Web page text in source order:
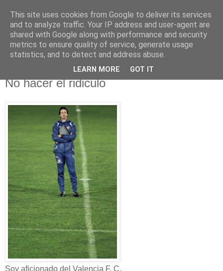
EN LA GRADA
Blog de opinión deportiva
miércoles, 15 de febrero de 2012
No hacer el ridiculo
Soy aficionado del Valencia F. C.
This site uses cookies from Google to deliver its services
and to analyze traffic. Your IP address and user-agent are
shared with Google along with performance and security
metrics to ensure quality of service, generate usage
statistics, and to detect and address abuse.
LEARN MORE GOT IT